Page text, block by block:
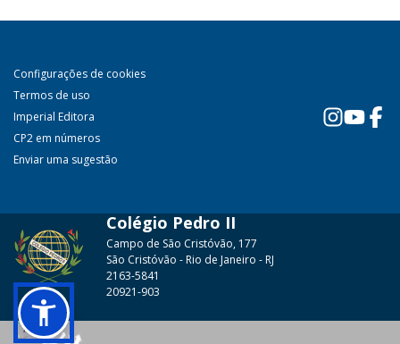
Configurações de cookies
Termos de uso
Imperial Editora
CP2 em números
Enviar uma sugestão
Colégio Pedro II
Campo de São Cristóvão, 177
São Cristóvão - Rio de Janeiro - RJ
2163-5841
20921-903